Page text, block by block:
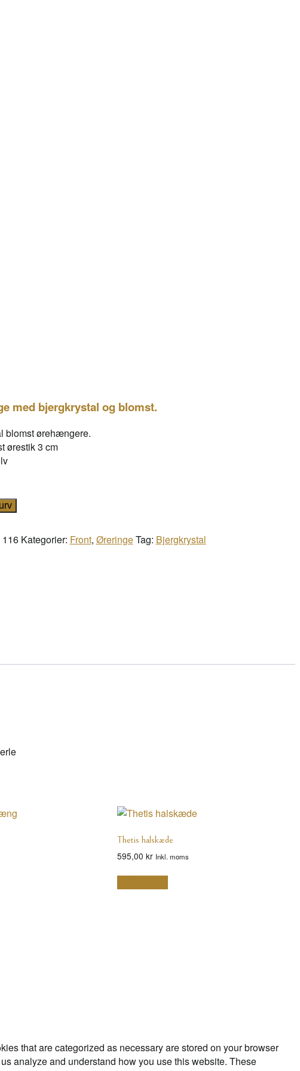
med bjergkrystal og blomst.
blomst ørehængere.
ørestik 3 cm
116 Kategorier: Front, ØreringeTag: Bjergkrystal
Thetis halskæde
595,00 kr Inkl. moms
that are categorized as necessary are stored on your browser
analyze and understand how you use this website. These